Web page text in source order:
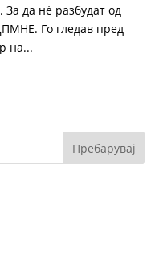
да нè разбудат од
Го гледав пред
на...